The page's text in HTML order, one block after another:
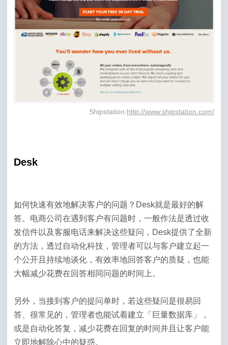
Shipstation:http://www.shipstation.com/
Desk
如何快速有效地解决客户的问题？Desk就是最好的解
答。电商公司在遇到客户有问题时，一般作法是透过收
发信件以及客服电话来解决这些疑问，Desk提供了全新
的方法，透过自动化科技，管理者可以与客户建立起一
个公开且持续地谈化，有效率地回答客户的质疑，也能
大幅减少花费在回答相同问题的时间上。
另外，当接到客户的提问单时，若这些疑问是很易回
答、很常见的，管理者也能试着建立「巨量数据库」，
或是自动化答复，减少花费在回复的时间并且让客户能
立即地解除心中的疑惑。